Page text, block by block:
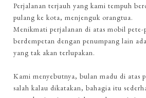
Perjalanan terjauh yang kami tempuh
pulang ke kota, menjenguk orangtua.
Menikmati perjalanan di atas mobil
berdempetan dengan penumpang lain
yang tak akan terlupakan.
Kami menyebutnya, bulan madu di atas
salah kalau dikatakan, bahagia itu